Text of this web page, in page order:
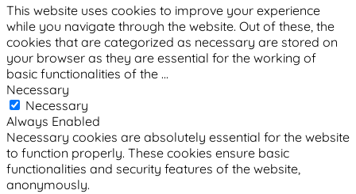
This website uses cookies to improve your experience
while you navigate through the website. Out of these, the
cookies that are categorized as necessary are stored on
your browser as they are essential for the working of
basic functionalities of the ...
Necessary
Necessary
Always Enabled
Necessary cookies are absolutely essential for the website
to function properly. These cookies ensure basic
functionalities and security features of the website,
anonymously.